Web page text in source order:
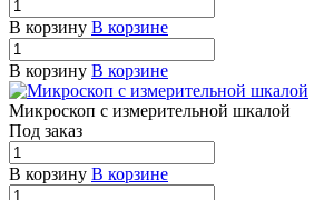
В корзину В корзине
В корзину В корзине
Микроскоп с измерительной шкалой
Под заказ
В корзину В корзине